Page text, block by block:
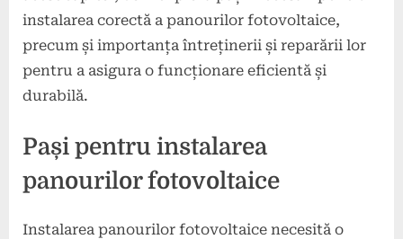
instalarea corectă a panourilor fotovoltaice,
precum și importanța întreținerii și reparării lor
pentru a asigura o funcționare eficientă și
durabilă.
Pași pentru instalarea
panourilor fotovoltaice
Instalarea panourilor fotovoltaice necesită o